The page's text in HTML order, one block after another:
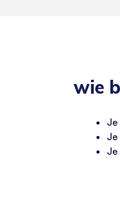
wie
Je
Je